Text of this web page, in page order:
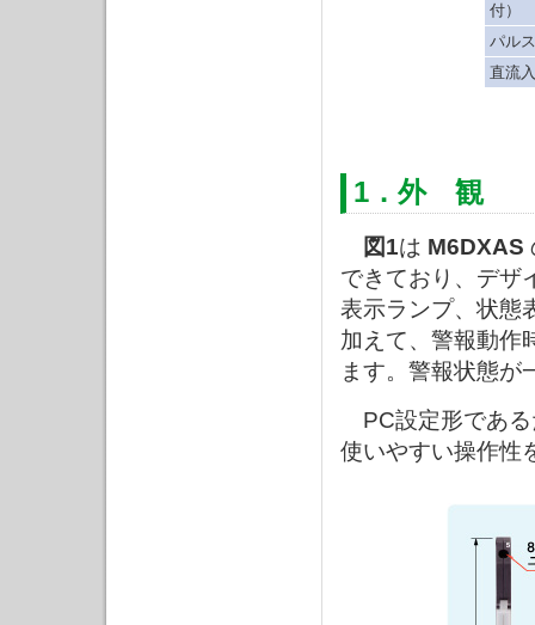
付）
パル
直流
1．外 観
図1は M6DXAS
できており、デザ
表示ランプ、状態
加えて、警報動作
ます。警報状態が
PC設定形である
使いやすい操作性